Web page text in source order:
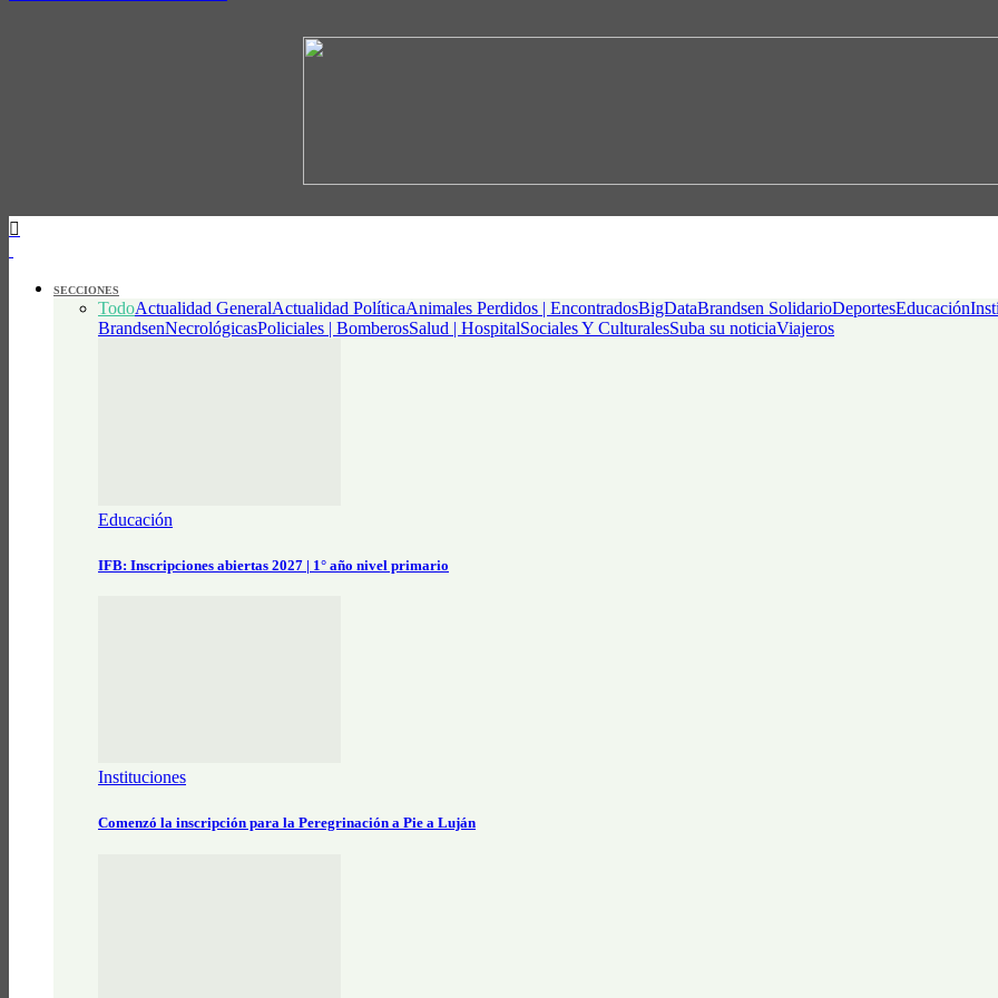
SECCIONES
TodoActualidad GeneralActualidad PolíticaAnimales Perdidos | EncontradosBigDataBrandsen SolidarioDeportesEducación
BrandsenNecrológicasPoliciales | BomberosSalud | HospitalSociales Y CulturalesSuba su noticiaViajeros
Educación
IFB: Inscripciones abiertas 2027 | 1° año nivel primario
Instituciones
Comenzó la inscripción para la Peregrinación a Pie a Luján